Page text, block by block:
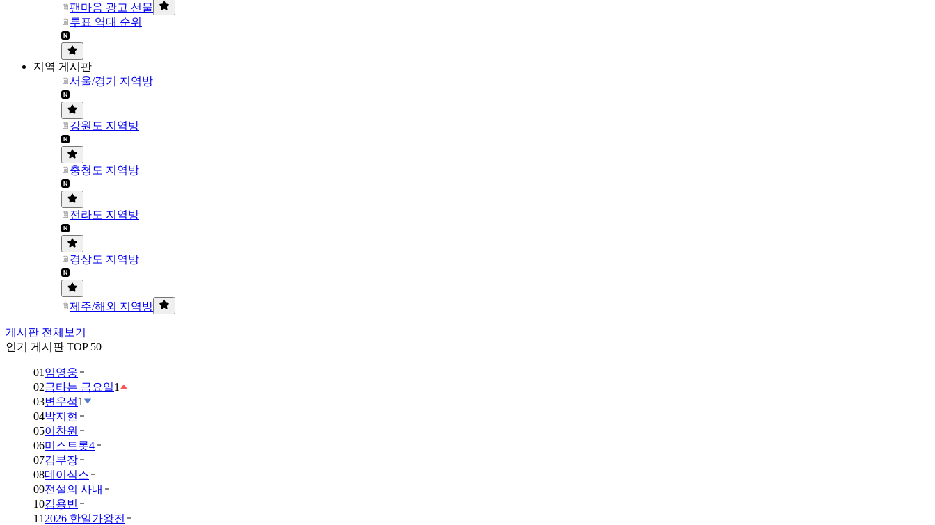
팬마음 광고 선물
투표 역대 순위
지역 게시판
서울/경기 지역방
강원도 지역방
충청도 지역방
전라도 지역방
경상도 지역방
제주/해외 지역방
게시판 전체보기
인기 게시판 TOP 50
01 임영웅
02금타는 금요일1
03변우석1
04박지현
05이찬원
06미스트롯4
07김부장
08데이식스
09전설의 사내
10김용빈
11 2026 한일가왕전